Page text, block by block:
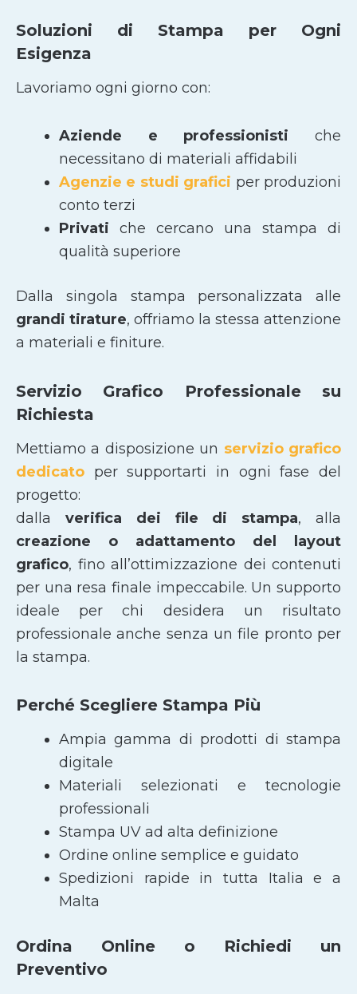
Soluzioni di Stampa per Ogni
Esigenza
Lavoriamo ogni giorno con:
Aziende e professionisti che
necessitano di materiali affidabili
Agenzie e studi grafici per produzioni
conto terzi
Privati che cercano una stampa di
qualità superiore
Dalla singola stampa personalizzata alle
grandi tirature, offriamo la stessa attenzione
a materiali e finiture.
Servizio Grafico Professionale su
Richiesta
Mettiamo a disposizione un servizio grafico
dedicato per supportarti in ogni fase del
progetto:
dalla verifica dei file di stampa, alla
creazione o adattamento del layout
grafico, fino all’ottimizzazione dei contenuti
per una resa finale impeccabile. Un supporto
ideale per chi desidera un risultato
professionale anche senza un file pronto per
la stampa.
Perché Scegliere Stampa Più
Ampia gamma di prodotti di stampa
digitale
Materiali selezionati e tecnologie
professionali
Stampa UV ad alta definizione
Ordine online semplice e guidato
Spedizioni rapide in tutta Italia e a
Malta
Ordina Online o Richiedi un
Preventivo